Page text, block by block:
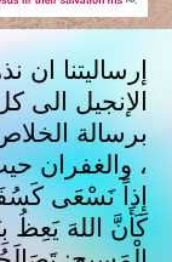
إرساليتنا ان
الإنجيل الى
برسالة
، والغفران
إِذاً نَسْعَى
كَأَنَّ اللهَ